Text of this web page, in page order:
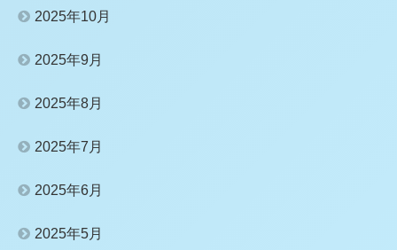
2025年10月
2025年9月
2025年8月
2025年7月
2025年6月
2025年5月